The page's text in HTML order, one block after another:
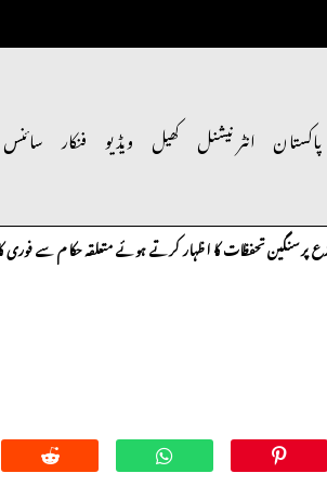
پاکستان انٹر نیشنل کھیل ویڈیو فنکار سائنس
تحفظات کا اظہار کرتے ہوئے متعلقہ حکام سے فوری